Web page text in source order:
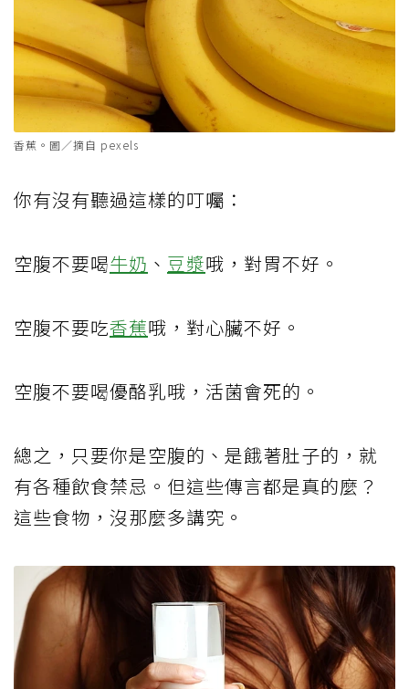
香蕉。圖／摘自 pexels
你有沒有聽過這樣的叮囑：
空腹不要喝牛奶 、 豆漿哦，對胃不好。
空腹不要吃香蕉哦，對心臟不好。
空腹不要喝優酪乳哦，活菌會死的。
總之，只要你是空腹的、是餓著肚子的，就
有各種飲食禁忌。但這些傳言都是真的麼？
這些食物，沒那麼多講究。